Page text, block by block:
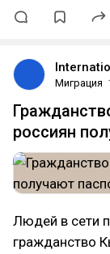
Миграция
россиян
Людей в сети
гражданство